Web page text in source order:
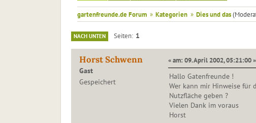
gartenfreunde.de Forum » Kategorien » Dies und das
NACH UNTEN Seiten 1
Horst Schwenn
Gast
Gespeichert
« am: 09. April 2002, 05:21:00 »
Hallo Gatenfreunde !
Wer kann mir Hinweise für
Nutzfläche geben ?
Vielen Dank im voraus
Horst